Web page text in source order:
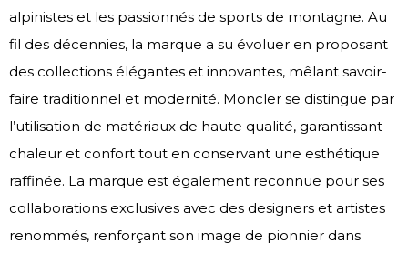
alpinistes et les passionnés de sports de montagne. Au
fil des décennies, la marque a su évoluer en proposant
des collections élégantes et innovantes, mêlant savoir-
faire traditionnel et modernité. Moncler se distingue par
l’utilisation de matériaux de haute qualité, garantissant
chaleur et confort tout en conservant une esthétique
raffinée. La marque est également reconnue pour ses
collaborations exclusives avec des designers et artistes
renommés, renforçant son image de pionnier dans